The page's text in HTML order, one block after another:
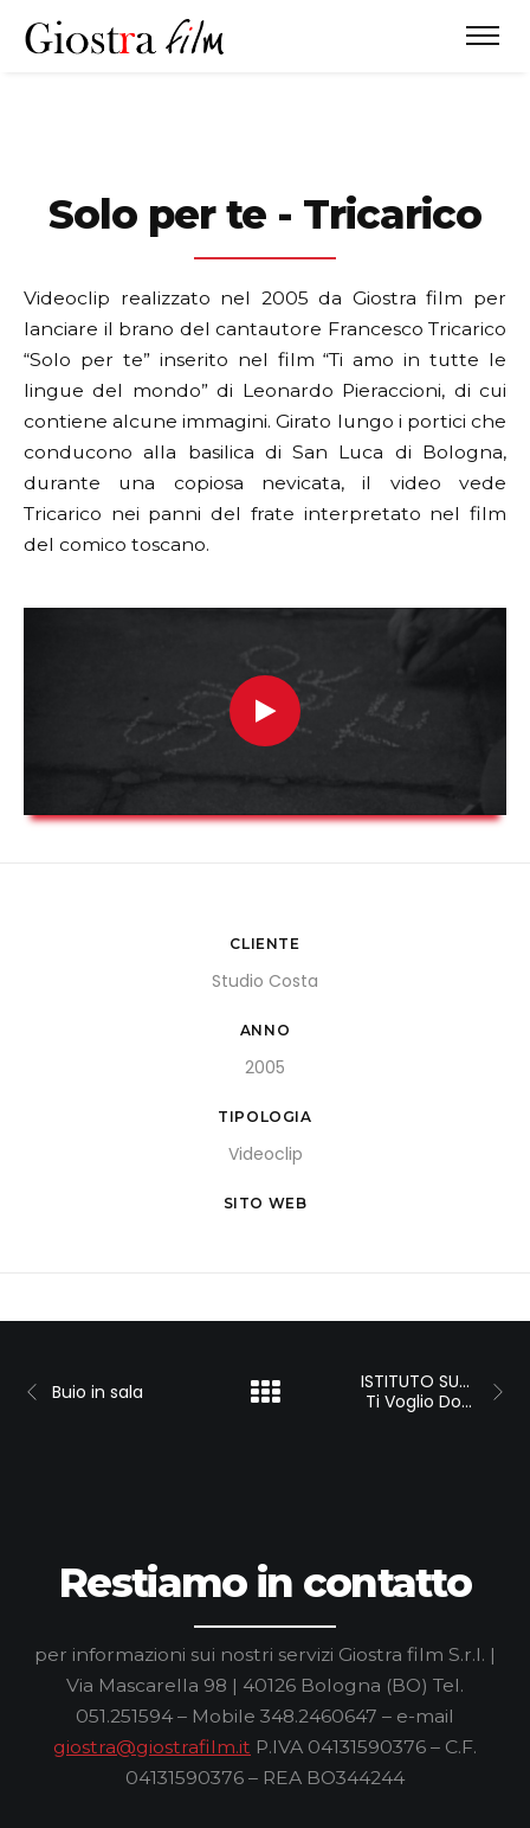
Solo per te - Tricarico
Videoclip realizzato nel 2005 da Giostra film per
lanciare il brano del cantautore Francesco Tricarico
“Solo per te” inserito nel film “Ti amo in tutte le
lingue del mondo” di Leonardo Pieraccioni, di cui
contiene alcune immagini. Girato lungo i portici che
conducono alla basilica di San Luca di Bologna,
durante una copiosa nevicata, il video vede
Tricarico nei panni del frate interpretato nel film
del comico toscano.
CLIENTE
Studio Costa
ANNO
2005
TIPOLOGIA
Videoclip
SITO WEB
Buio in sala
ISTITUTO SUPERIONE SANITA’
Ti Voglio Donare
Restiamo in contatto
per informazioni sui nostri servizi Giostra film S.r.l. |
Via Mascarella 98 | 40126 Bologna (BO) Tel.
051.251594 – Mobile 348.2460647 – e-mail
giostra@giostrafilm.it P.IVA 04131590376 – C.F.
04131590376 – REA BO344244